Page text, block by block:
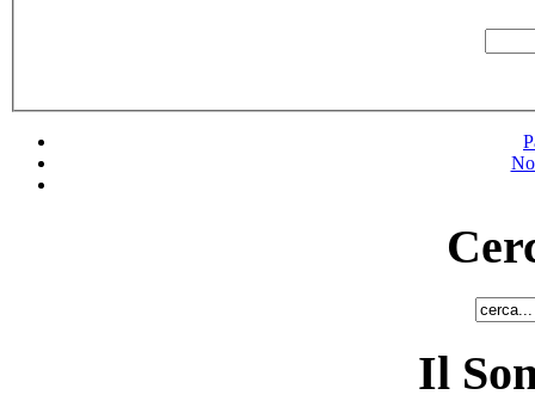
Il